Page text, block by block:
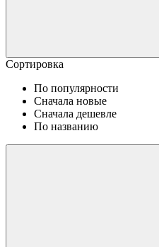
Сортировка
По популярности
Сначала новые
Сначала дешевле
По названию